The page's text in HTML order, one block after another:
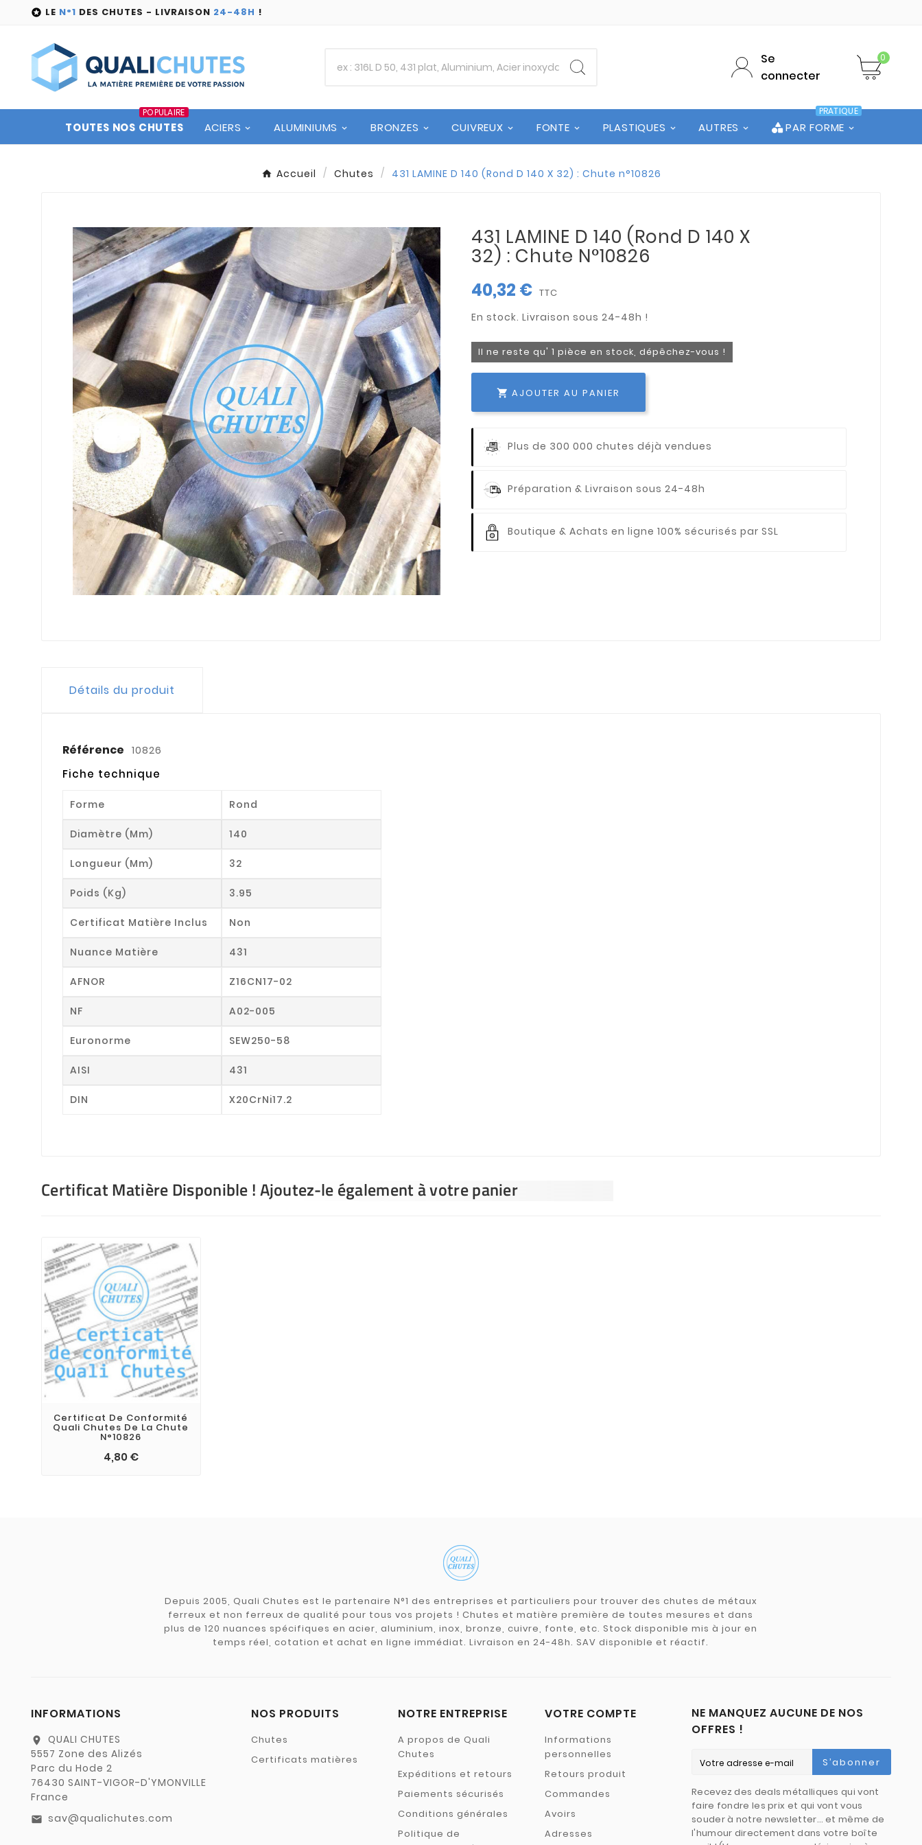
 LE N°1 DES CHUTES - LIVRAISON 24-48H !
Se
connecter
0
TOUTES NOS CHUTES
POPULAIRE
ACIERS ALUMINIUMS BRONZES CUIVREUX FONTE PLASTIQUES AUTRES PAR FORME
PRATIQUE
Accueil Chutes 431 LAMINE D 140 (Rond D 140 X 32) : Chute n°10826
431 LAMINE D 140 (Rond D 140 X
32) : Chute N°10826
40,32 € TTC
Il ne reste qu' 1 pièce en stock, dépêchez-vous !
 AJOUTER AU PANIER
Plus de 300 000 chutes déjà vendues
Préparation & Livraison sous 24-48h
Boutique & Achats en ligne 100% sécurisés par SSL
Détails du produit
Référence 10826
Fiche technique
Forme Rond
Diamètre (mm) 140
Longueur (mm) 32
Poids (kg) 3.95
Certificat Matière Inclus Non
Nuance Matière 431
AFNOR Z16CN17-02
NF A02-005
Euronorme SEW250-58
AISI 431
DIN X20CrNi17.2
Certificat Matière Disponible ! Ajoutez-le également à votre panier
Certificat De Conformité
Quali Chutes De La Chute
N°10826
4,80 €
Depuis 2005, Quali Chutes est le partenaire N°1 des entreprises et particuliers pour trouver des chutes de métaux
ferreux et non ferreux de qualité pour tous vos projets ! Chutes et matière première de toutes mesures et dans
plus de 120 nuances spécifiques en acier, aluminium, inox, bronze, cuivre, fonte, etc. Stock disponible mis à jour en
temps réel, cotation et achat en ligne immédiat. Livraison en 24-48h. SAV disponible et réactif.
INFORMATIONS
location_on
QUALI CHUTES
5557 Zone des Alizés
Parc du Hode 2
76430 SAINT-VIGOR-D'YMONVILLE
France
email sav@qualichutes.com
NOS PRODUITS
Chutes
Certificats matières
NOTRE ENTREPRISE
A propos de Quali
Chutes
Expéditions et retours
Paiements sécurisés
Conditions générales
Politique de
VOTRE COMPTE
Informations
personnelles
Retours produit
Commandes
Avoirs
Adresses
NE MANQUEZ AUCUNE DE NOS
OFFRES !
S’abonner
Recevez des deals métalliques qui vont
faire fondre les prix et qui vont vous
souder à notre newsletter… et même de
l'humour directement dans votre boîte